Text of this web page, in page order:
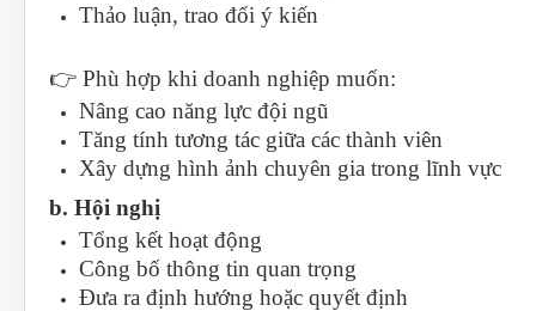
Thảo luận, trao đổi ý kiến
👉 Phù hợp khi doanh nghiệp muốn:
Nâng cao năng lực đội ngũ
Tăng tính tương tác giữa các thành viên
Xây dựng hình ảnh chuyên gia trong lĩnh vực
b. Hội nghị
Tổng kết hoạt động
Công bố thông tin quan trọng
Đưa ra định hướng hoặc quyết định